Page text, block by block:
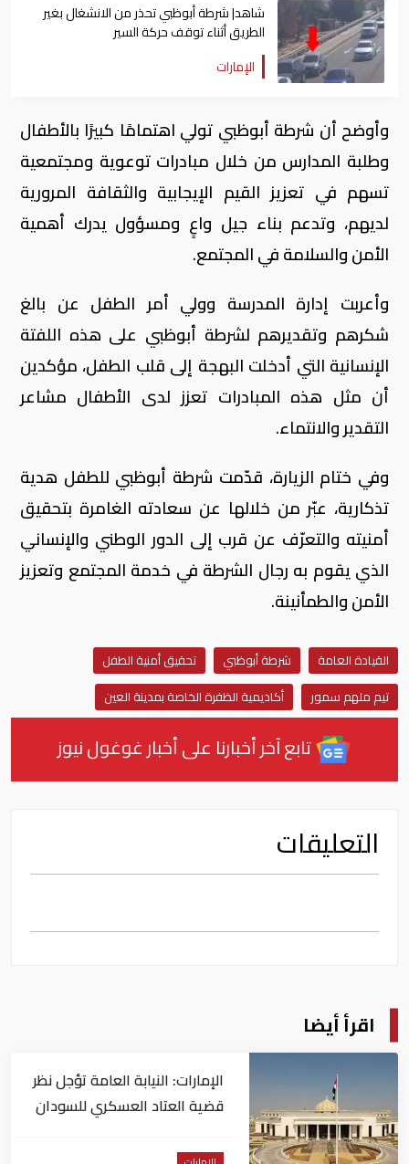
شاهد| شرطة أبوظبي تحذر من الانشغال بغير
الطريق أثناء توقف حركة السير
الإمارات
وأوضح أن شرطة أبوظبي تولي اهتمامًا كبيرًا بالأطفال
وطلبة المدارس من خلال مبادرات توعوية ومجتمعية
تسهم في تعزيز القيم الإيجابية والثقافة المرورية
لديهم، وتدعم بناء جيل واعٍ ومسؤول يدرك أهمية
الأمن والسلامة في المجتمع.
وأعربت إدارة المدرسة وولي أمر الطفل عن بالغ
شكرهم وتقديرهم لشرطة أبوظبي على هذه اللفتة
الإنسانية التي أدخلت البهجة إلى قلب الطفل، مؤكدين
أن مثل هذه المبادرات تعزز لدى الأطفال مشاعر
التقدير والانتماء.
وفي ختام الزيارة، قدّمت شرطة أبوظبي للطفل هدية
تذكارية، عبّر من خلالها عن سعادته الغامرة بتحقيق
أمنيته والتعرّف عن قرب إلى الدور الوطني والإنساني
الذي يقوم به رجال الشرطة في خدمة المجتمع وتعزيز
الأمن والطمأنينة.
القيادة العامة شرطة أبوظبي
تحقيق أمنية الطفل
تيم ملهم سمور
أكاديمية الظفرة الخاصة بمدينة العين
تابع آخر أخبارنا على أخبار غوغول نيوز
التعليقات
اقرأ أيضا
الإمارات: النيابة العامة تؤجل نظر
قضية العتاد العسكري للسودان